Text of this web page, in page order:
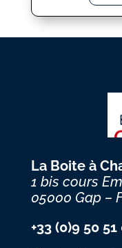
La Boite à
1 bis cours
05000 Gap –
+33 (0)9 50